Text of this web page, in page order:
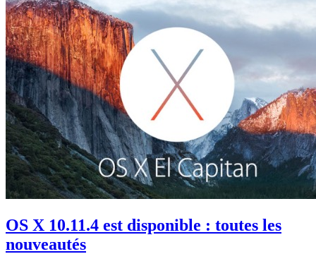
OS X 10.11.4 est disponible : toutes les
nouveautés